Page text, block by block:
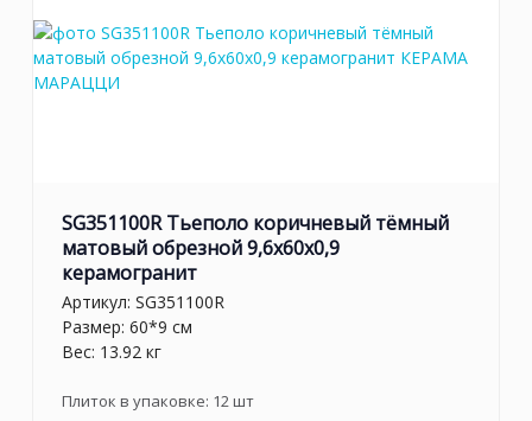
SG351100R Тьеполо коричневый тёмный
матовый обрезной 9,6x60x0,9
керамогранит
Артикул: SG351100R
Размер: 60*9 см
Вес: 13.92 кг
Плиток в упаковке: 12шт